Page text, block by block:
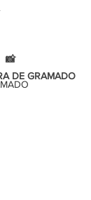
DE GRAMADO